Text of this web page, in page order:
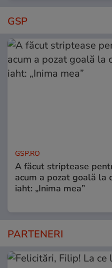
GSP
GSP.RO
A făcut striptease
acum a pozat goală la
iaht: „Inima mea”
PARTENERI